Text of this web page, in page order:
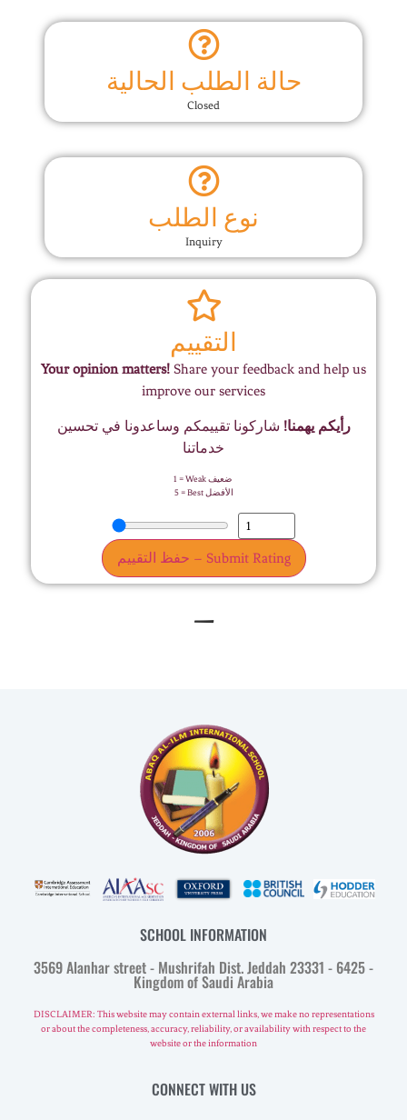
حالة الطلب الحالية
Closed
نوع الطلب
Inquiry
التقييم
Your opinion matters! Share your feedback and help us
improve our services
رأيكم يهمنا! شاركونا تقييمكم وساعدونا في تحسين
خدماتنا
5 = Best الأفضل
حفظ التقييم – Submit Rating
–
SCHOOL INFORMATION
3569 Alanhar street - Mushrifah Dist. Jeddah 23331 - 6425 -
Kingdom of Saudi Arabia
DISCLAIMER: This website may contain external links, we make no representations
or about the completeness, accuracy, reliability, or availability with respect to the
website or the information
CONNECT WITH US